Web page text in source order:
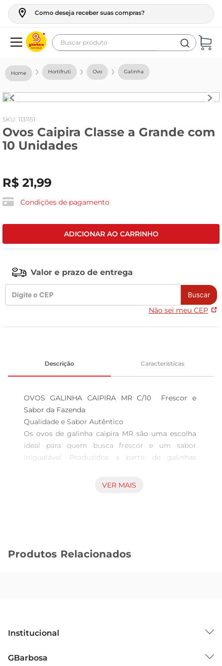
Como deseja receber suas compras?
Buscar produto
Hortifruti Ovo Galinha
: 1131151
Ovos Caipira Classe a Grande com
10 Unidades
R$ 21,99
Condições de pagamento
ADICIONAR AO CARRINHO
Valor e prazo de entrega
Buscar
Não sei meu CEP
Descrição Características
OVOS GALINHA CAIPIRA MR C/10  Frescor e
Sabor da Fazenda
Qualidade e Sabor Autêntico
Os ovos de galinha caipira MR são uma escolha
ideal para quem busca frescor e um sabor
inigualável. Produzidos a partir de galinhas
coloração vibrante e uma gema mais intensa,
Os ovos são uma excelente fonte de proteína,
dieta, garantindo sabor e nutrição em cada
Produção Sustentável
VER MAIS
Produtos Relacionados
Institucional
Grupo Cencosud
GBarbosa
geladeira
fogao
café
cerveja
leite
vinho